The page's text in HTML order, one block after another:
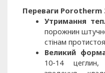
Переваги Porotherm
Утримання
порожнин
стінам
Великий
10-14